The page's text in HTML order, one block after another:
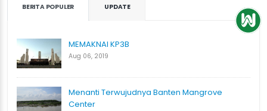
BERITA POPULER UPDATE
MEMAKNAI KP3B
Aug 06, 2019
Menanti Terwujudnya Banten Mangrove
Center